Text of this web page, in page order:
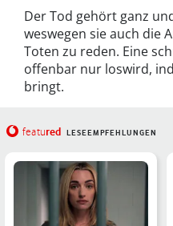
Der Tod gehört ganz
weswegen sie auch die
Toten zu reden. Eine
offenbar nur loswird,
bringt.
featured LESEEMPFEHLUNGEN